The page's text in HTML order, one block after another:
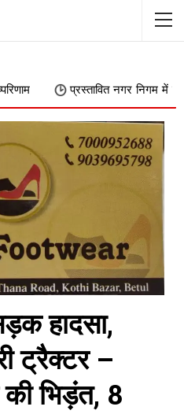
प्रस्तावित नगर निगम में शामिल किए जाने
हादसा,
ट्रैक्टर –
भिड़ंत, 8